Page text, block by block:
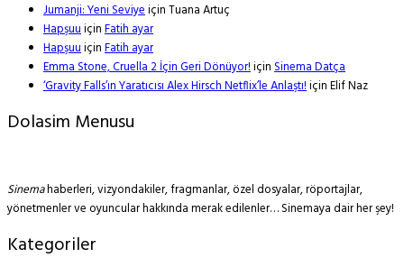
Jumanji: Yeni SeviyeiçinTuana Artuç
HapşuuiçinFatih ayar
HapşuuiçinFatih ayar
Emma Stone, Cruella 2 İçin Geri Dönüyor!içinSinema Datça
‘Gravity Falls’ın Yaratıcısı Alex Hirsch Netflix’le Anlaştı!içinElif Naz
Dolasim Menusu
Sinemahaberleri, vizyondakiler, fragmanlar, özel dosyalar, röportajlar,
yönetmenler ve oyuncular hakkında merak edilenler… Sinemaya dair her şey!
Kategoriler